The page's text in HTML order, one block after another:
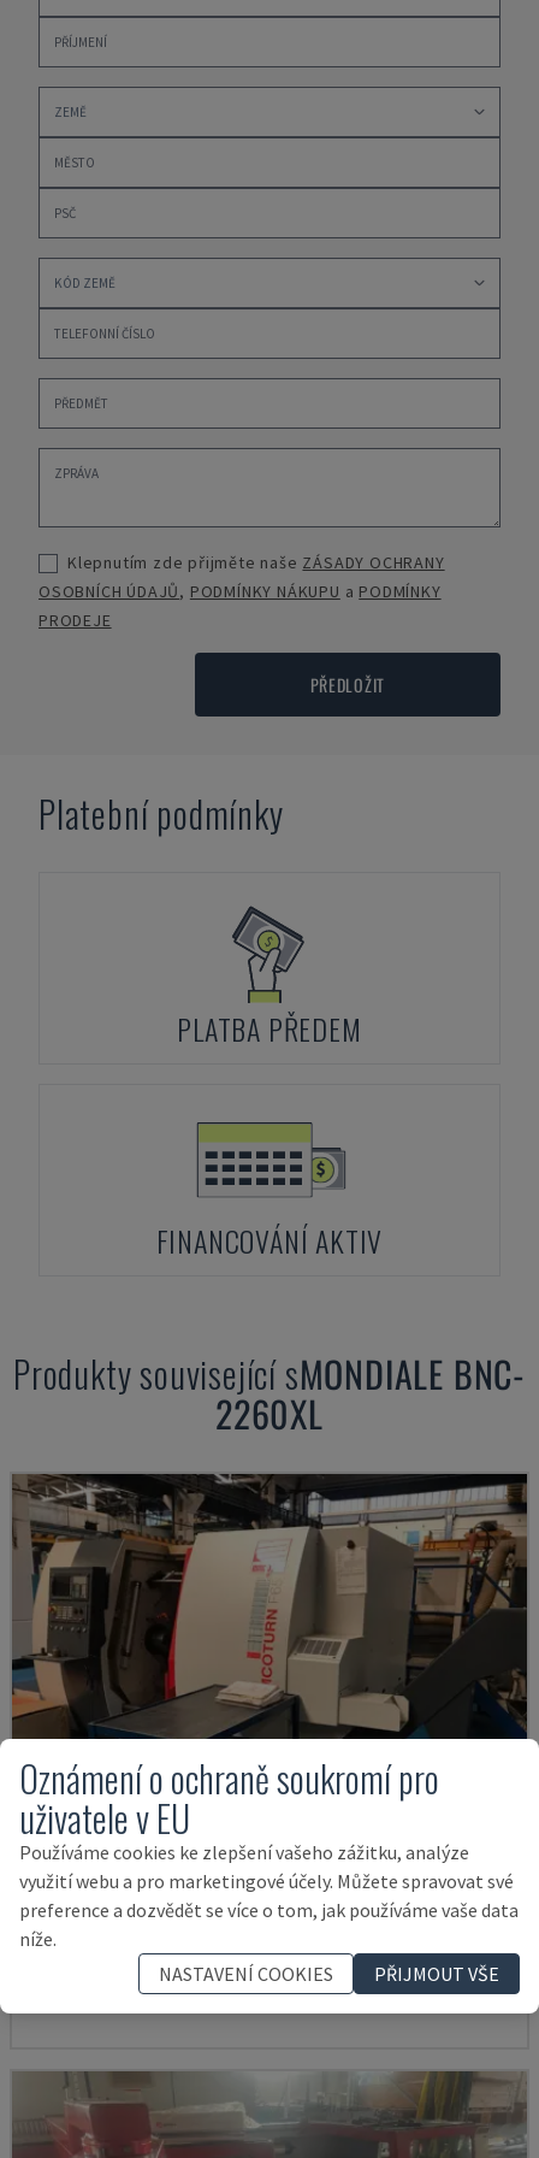
Klepnutím zde přijměte naše ZÁSADY OCHRANY
OSOBNÍCH ÚDAJŮ, PODMÍNKY NÁKUPU a PODMÍNKY
PRODEJE
PŘEDLOŽIT
Platební podmínky
PLATBA PŘEDEM
FINANCOVÁNÍ AKTIV
Produkty související sMONDIALE BNC-
2260XL
EMCOTURN 65
EMCO - HORIZONTÁLNÍ SOUSTRUH
ČESKÁ REPUBLIKA 2019 3.716 HOD
92.000 €
Oznámení o ochraně soukromí pro
uživatele v EU
Používáme cookies ke zlepšení vašeho zážitku, analýze
využití webu a pro marketingové účely. Můžete spravovat své
preference a dozvědět se více o tom, jak používáme vaše data
níže.
NASTAVENÍ COOKIES
PŘIJMOUT VŠE